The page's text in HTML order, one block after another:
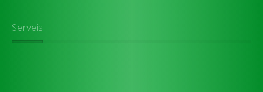
Serveis